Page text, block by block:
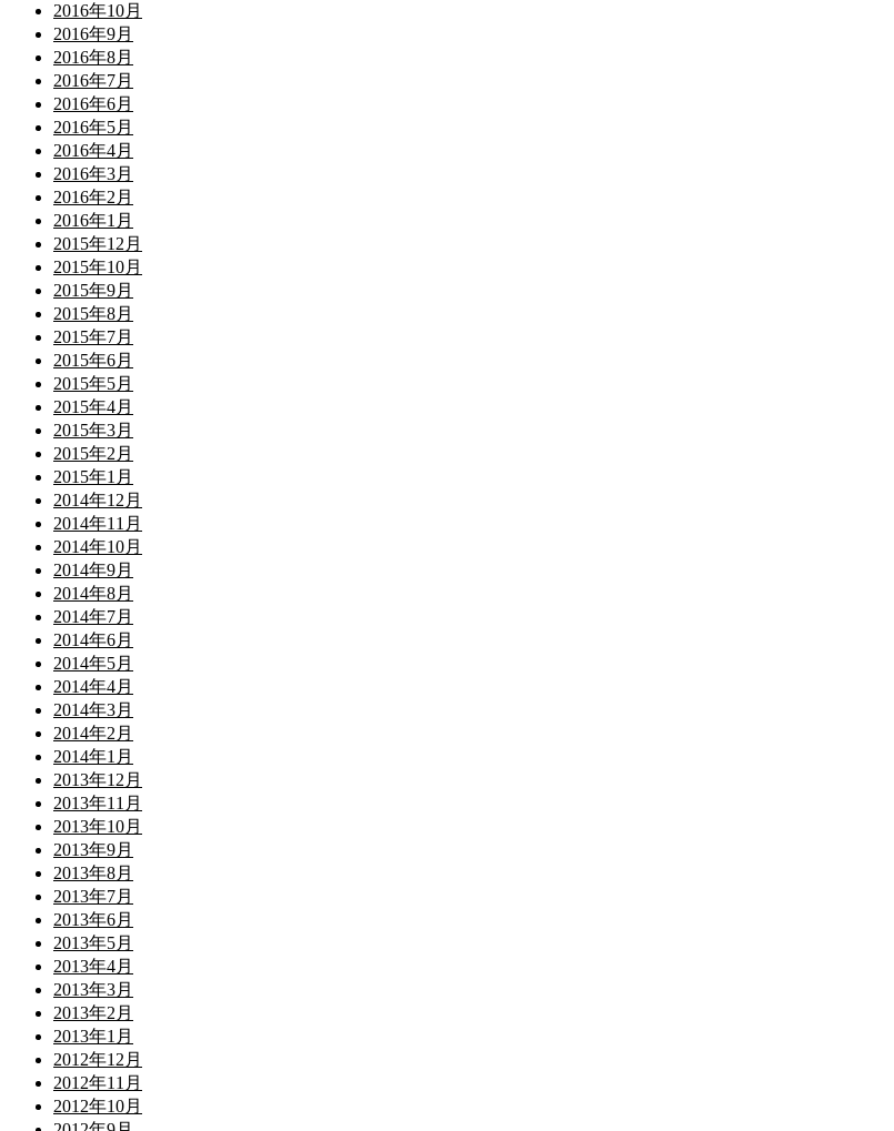
2016年10月
2016年9月
2016年8月
2016年7月
2016年6月
2016年5月
2016年4月
2016年3月
2016年2月
2016年1月
2015年12月
2015年10月
2015年9月
2015年8月
2015年7月
2015年6月
2015年5月
2015年4月
2015年3月
2015年2月
2015年1月
2014年12月
2014年11月
2014年10月
2014年9月
2014年8月
2014年7月
2014年6月
2014年5月
2014年4月
2014年3月
2014年2月
2014年1月
2013年12月
2013年11月
2013年10月
2013年9月
2013年8月
2013年7月
2013年6月
2013年5月
2013年4月
2013年3月
2013年2月
2013年1月
2012年12月
2012年11月
2012年10月